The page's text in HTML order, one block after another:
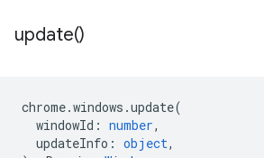
update()
chrome.windows .update(
windowId : number,
updateInfo : object,